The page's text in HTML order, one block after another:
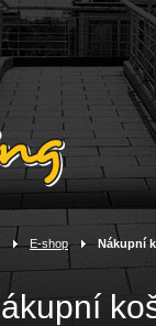
> E-shop> Nákupní